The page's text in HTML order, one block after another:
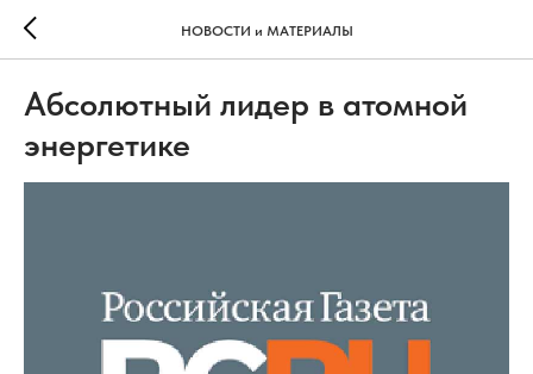
НОВОСТИ и МАТЕРИАЛЫ
Абсолютный лидер в атомной
энергетике